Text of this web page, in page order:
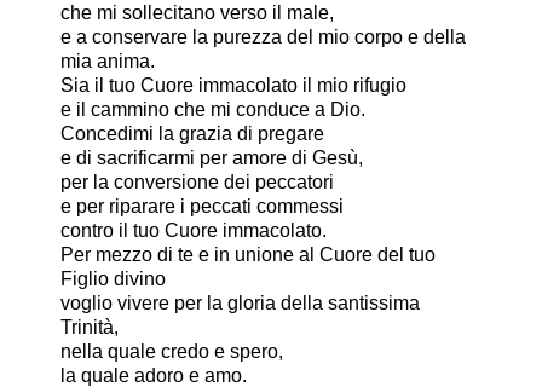
che mi sollecitano verso il male,
e a conservare la purezza del mio corpo e della
mia anima.
Sia il tuo Cuore immacolato il mio rifugio
e il cammino che mi conduce a Dio.
Concedimi la grazia di pregare
e di sacrificarmi per amore di Gesù,
per la conversione dei peccatori
e per riparare i peccati commessi
contro il tuo Cuore immacolato.
Per mezzo di te e in unione al Cuore del tuo
Figlio divino
voglio vivere per la gloria della santissima
Trinità,
nella quale credo e spero,
la quale adoro e amo.